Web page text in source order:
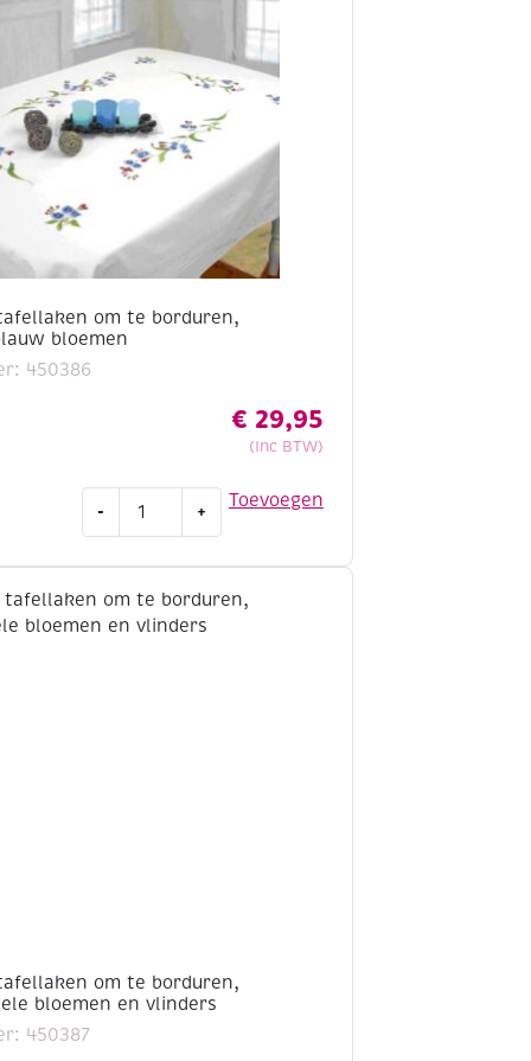
om te borduren,
bloemen
450386
€ 29,95
(Inc BTW)
Toevoegen
-
tafellaken
borduren,
130x200cm,
+
om te borduren,
bloemen en vlinders
450387